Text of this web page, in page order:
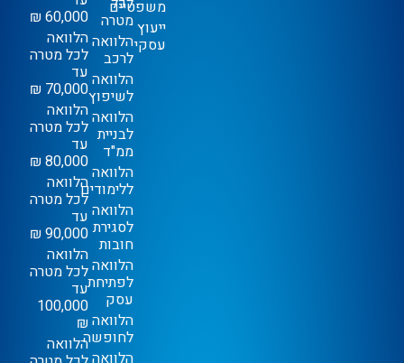
משפטיים
ייעוץ
עסקי
מטרה
הלוואה
לרכב
הלוואה
לשיפוץ
הלוואה
לבניית
ממ"ד
הלוואה
ללימודים
הלוואה
לסגירת
חובות
הלוואה
לפתיחת
עסק
הלוואה
לחופשה
הלוואה
60,000 ₪
הלוואה
לכל מטרה
עד
70,000 ₪
הלוואה
לכל מטרה
עד
80,000 ₪
הלוואה
לכל מטרה
עד
90,000 ₪
הלוואה
לכל מטרה
עד
100,000
₪
הלוואה